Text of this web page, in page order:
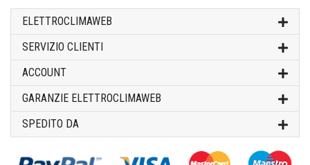
ELETTROCLIMAWEB
SERVIZIO CLIENTI
ACCOUNT
GARANZIE ELETTROCLIMAWEB
SPEDITO DA